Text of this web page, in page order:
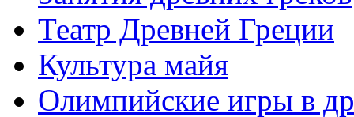
Театр Древней Греции
Культура майя
Олимпийские игры в